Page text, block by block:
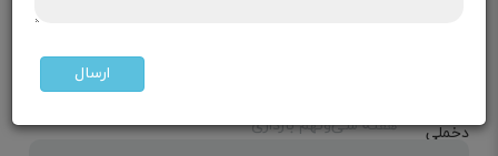
هفته سی‌ونهم بارداری
ارسال